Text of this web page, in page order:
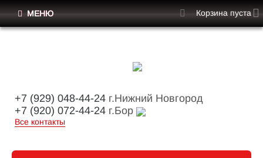
+7 (929) 048-44-24 г.Нижний Новгород
+7 (920) 072-44-24 г.Бор
Все контакты
МЕНЮ Корзина пуста